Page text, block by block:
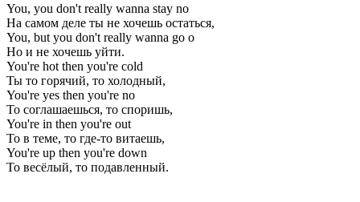
You, you don't really wanna stay no
На самом деле ты не хочешь остаться,
You, but you don't really wanna go o
Но и не хочешь уйти.
You're hot then you're cold
Ты то горячий, то холодный,
You're yes then you're no
То соглашаешься, то споришь,
You're in then you're out
То в теме, то где-то витаешь,
You're up then you're down
То весёлый, то подавленный.